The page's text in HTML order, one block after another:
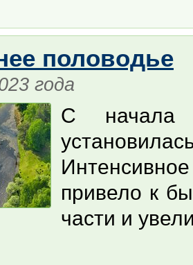
половодье
года
С начала
привело к
части и